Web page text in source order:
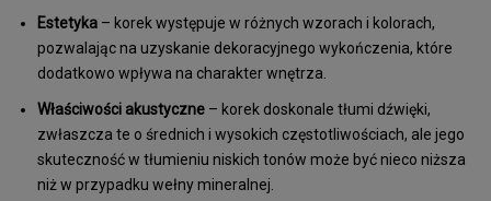
Estetyka – korek występuje w różnych wzorach i kolorach,
pozwalając na uzyskanie dekoracyjnego wykończenia, które
dodatkowo wpływa na charakter wnętrza.
Właściwości akustyczne – korek doskonale tłumi dźwięki,
zwłaszcza te o średnich i wysokich częstotliwościach, ale jego
skuteczność w tłumieniu niskich tonów może być nieco niższa
niż w przypadku wełny mineralnej.